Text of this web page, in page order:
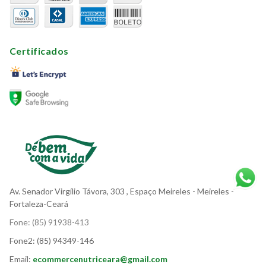
Certificados
Av. Senador Virgílio Távora, 303 , Espaço Meireles - Meireles -
Fortaleza-Ceará
Fone: (85) 91938-413
Fone2: (85) 94349-146
Email: ecommercenutriceara@gmail.com